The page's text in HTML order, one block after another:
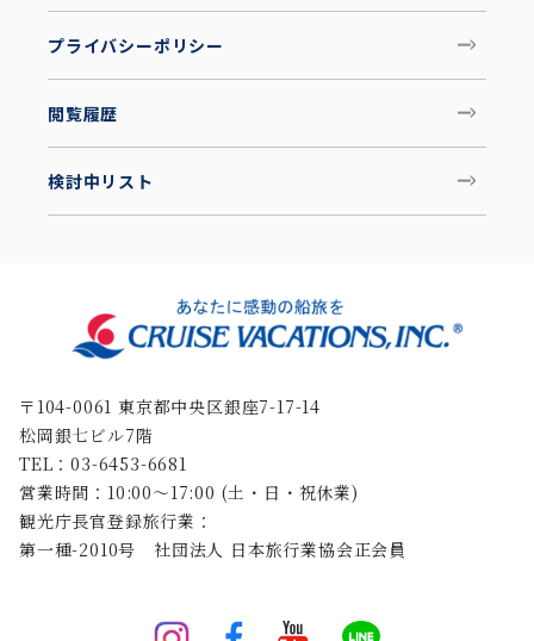
プライバシーポリシー
閲覧履歴
検討中リスト
〒104-0061 東京都中央区銀座7-17-14
松岡銀七ビル7階
TEL：03-6453-6681
営業時間：10:00〜17:00 (土・日・祝休業)
観光庁長官登録旅行業：
第一種-2010号 社団法人 日本旅行業協会正会員